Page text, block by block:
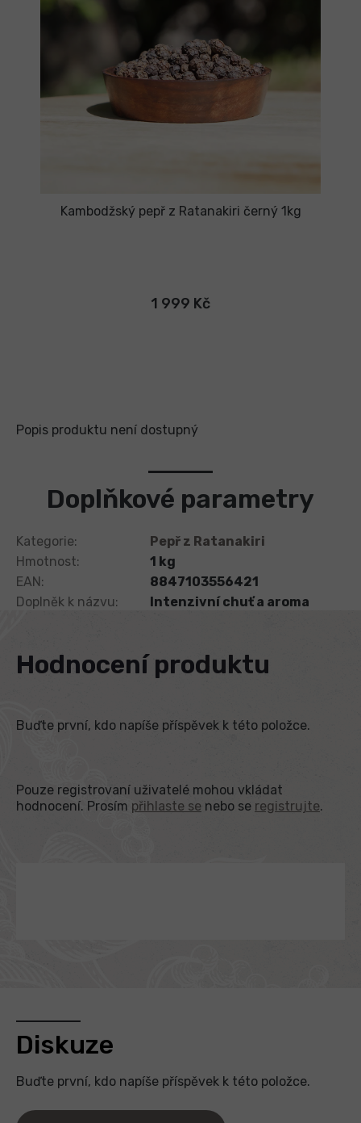
Kambodžský pepř z Ratanakiri černý 1kg
1 999 Kč
Popis produktu není dostupný
Doplňkové parametry
Kategorie:
Pepř z Ratanakiri
Hmotnost:
1 kg
EAN:
8847103556421
Doplněk k názvu: Intenzivní chuť a aroma
Hodnocení produktu
Buďte první, kdo napíše příspěvek k této položce.
Pouze registrovaní uživatelé mohou vkládat
hodnocení. Prosím přihlaste se nebo se registrujte.
Diskuze
Buďte první, kdo napíše příspěvek k této položce.